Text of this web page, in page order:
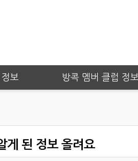
보 방콕 멤버 클럽 정보
게 된 정보 올려요